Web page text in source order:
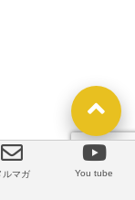
ルマガ You tube